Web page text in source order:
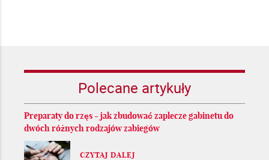
Polecane artykuły
Preparaty do rzęs - jak zbudować zaplecze gabinetu do
dwóch różnych rodzajów zabiegów
CZYTAJ DALEJ